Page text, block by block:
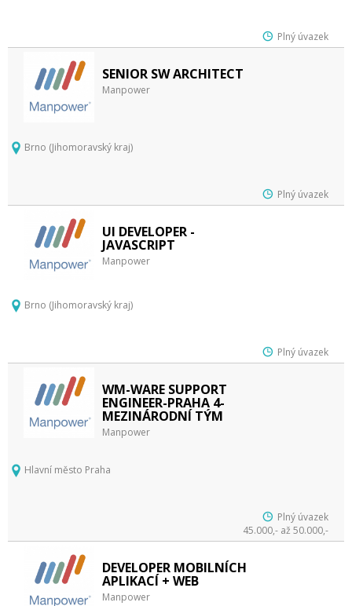
Plný úvazek
SENIOR SW ARCHITECT
Manpower
Brno (Jihomoravský kraj)
Plný úvazek
UI DEVELOPER -
JAVASCRIPT
Manpower
Brno (Jihomoravský kraj)
Plný úvazek
WM-WARE SUPPORT
ENGINEER-PRAHA 4-
MEZINÁRODNÍ TÝM
Manpower
Hlavní město Praha
Plný úvazek
45.000,- až 50.000,-
DEVELOPER MOBILNÍCH
APLIKACÍ + WEB
Manpower